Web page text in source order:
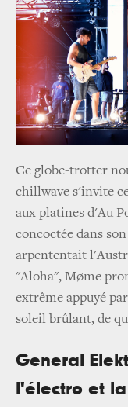
Ce globe-trotter
chillwave s'invite
aux platines d'Au
concoctée dans
arpententait
"Aloha", Møme
extrême appuyé
soleil brûlant, de
General
l'électro et